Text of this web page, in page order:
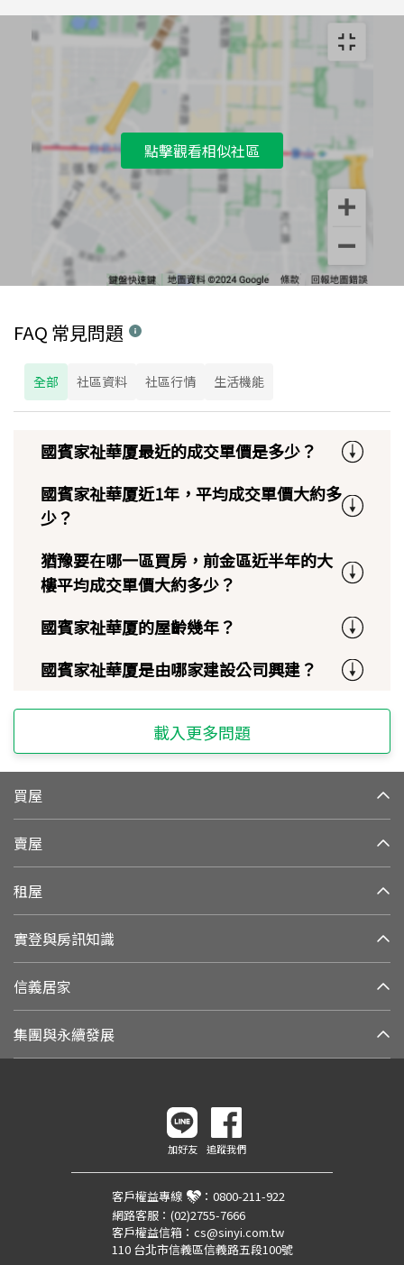
點擊觀看相似社區
FAQ 常見問題
全部 社區資料 社區行情 生活機能
國賓家祉華厦最近的成交單價是多少？
國賓家祉華厦近1年，平均成交單價大約多
少？
猶豫要在哪一區買房，前金區近半年的大
樓平均成交單價大約多少？
國賓家祉華厦的屋齡幾年？
國賓家祉華厦是由哪家建設公司興建？
載入更多問題
買屋
賣屋
租屋
實登與房訊知識
信義居家
集團與永續發展
加好友 追蹤我們
客戶權益專線 ： 0800-211-922
網路客服： (02)2755-7666
客戶權益信箱： cs@sinyi.com.tw
110 台北市信義區信義路五段100號